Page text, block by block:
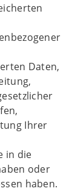
Daten,
Ihrer
in die
oder
haben.